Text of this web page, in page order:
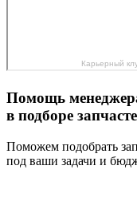
Карьерный
Помощь
в подборе
Поможем подобрать
под ваши задачи и